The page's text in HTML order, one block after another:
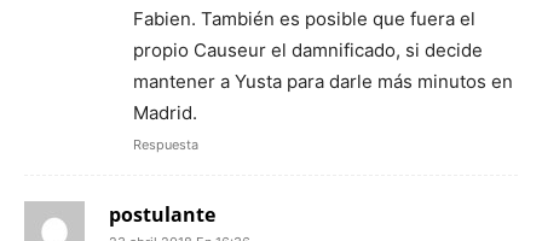
Fabien. También es posible que fuera el
propio Causeur el damnificado, si decide
mantener a Yusta para darle más minutos en
Madrid.
Respuesta
postulante